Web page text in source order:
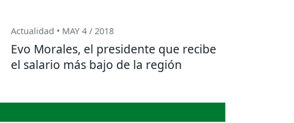
Actualidad • MAY 4 / 2018
Evo Morales, el presidente que recibe
el salario más bajo de la región